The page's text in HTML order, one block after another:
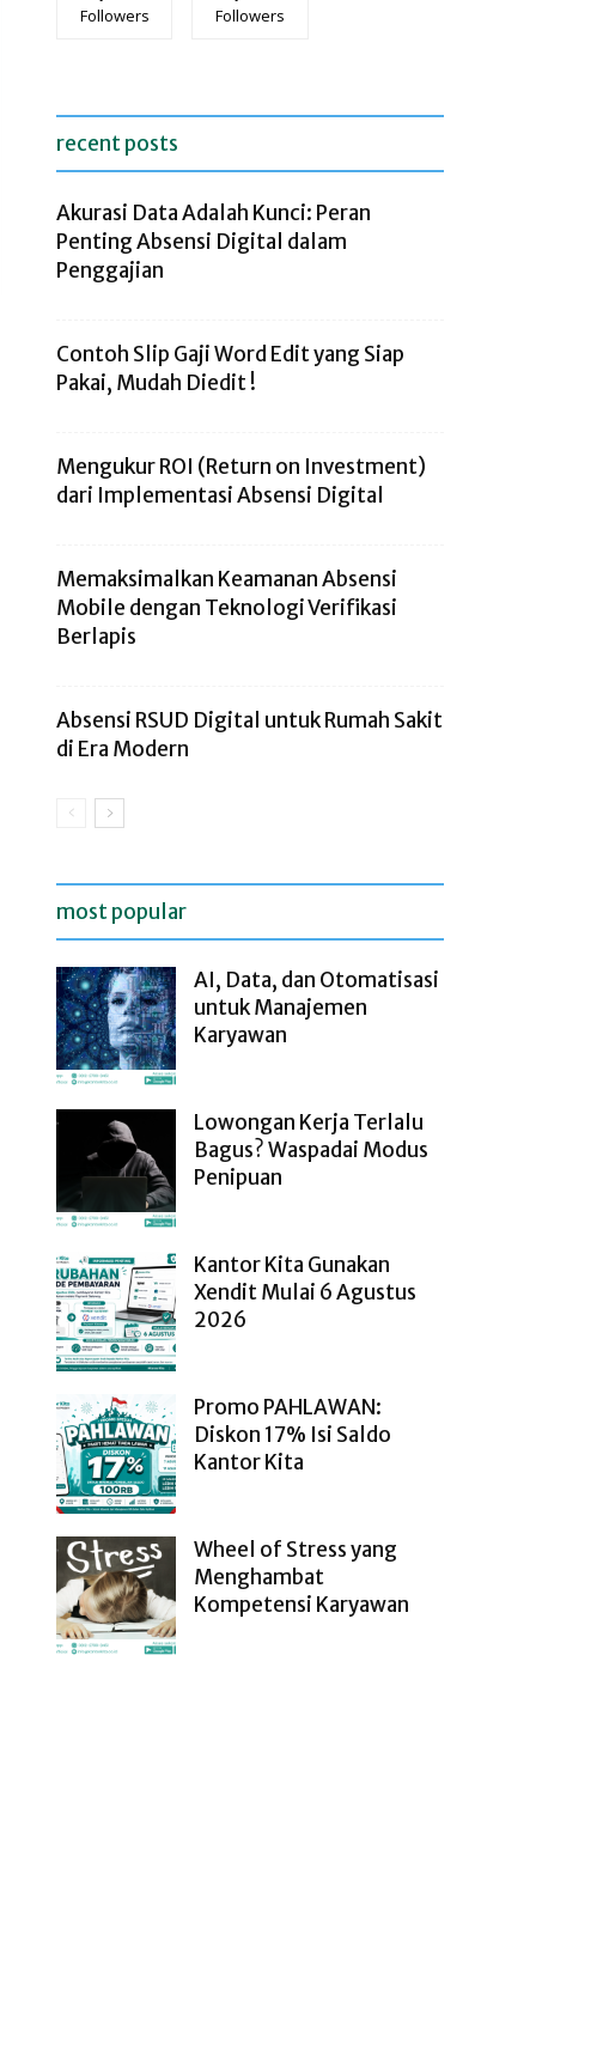
Followers Followers
recent posts
Akurasi Data Adalah Kunci: Peran
Penting Absensi Digital dalam
Penggajian
Contoh Slip Gaji Word Edit yang Siap
Pakai, Mudah Diedit !
Mengukur ROI (Return on Investment)
dari Implementasi Absensi Digital
Memaksimalkan Keamanan Absensi
Mobile dengan Teknologi Verifikasi
Berlapis
Absensi RSUD Digital untuk Rumah Sakit
di Era Modern
most popular
AI, Data, dan Otomatisasi
untuk Manajemen
Karyawan
Lowongan Kerja Terlalu
Bagus? Waspadai Modus
Penipuan
Kantor Kita Gunakan
Xendit Mulai 6 Agustus
2026
Promo PAHLAWAN:
Diskon 17% Isi Saldo
Kantor Kita
Wheel of Stress yang
Menghambat
Kompetensi Karyawan